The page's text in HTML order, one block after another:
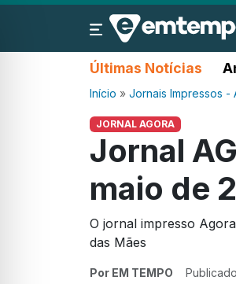
Últimas Notícias
Início » Jornais Impressos -
JORNAL AGORA
Jornal
maio de
O jornal impresso
das Mães
Por EM TEMPO